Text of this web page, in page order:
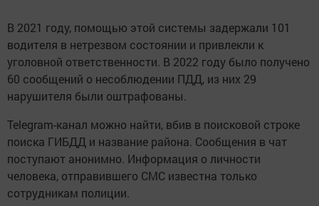
В 2021 году, помощью этой системы задержали 101
водителя в нетрезвом состоянии и привлекли к
уголовной ответственности. В 2022 году было получено
60 сообщений о несоблюдении ПДД, из них 29
нарушителя были оштрафованы.
Telegram-канал можно найти, вбив в поисковой строке
поиска ГИБДД и название района. Сообщения в чат
поступают анонимно. Информация о личности
человека, отправившего СМС известна только
сотрудникам полиции.